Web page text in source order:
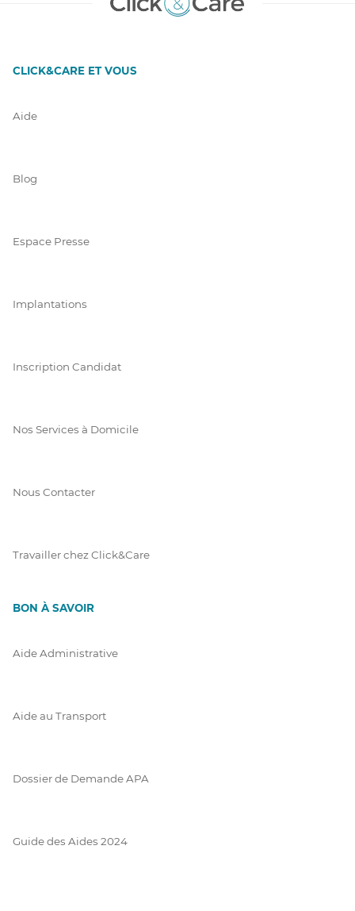
CLICK&CARE ET VOUS
Aide
Blog
Espace Presse
Implantations
Inscription Candidat
Nos Services à Domicile
Nous Contacter
Travailler chez Click&Care
BON À SAVOIR
Aide Administrative
Aide au Transport
Dossier de Demande APA
Guide des Aides 2024